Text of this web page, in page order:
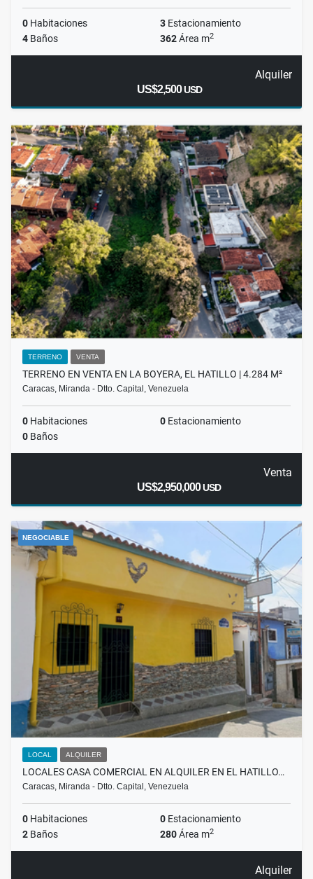
0 Habitaciones 3 Estacionamiento
4 Baños 362Área m2
Alquiler
US$2,500USD
TERRENO VENTA
TERRENO EN VENTA EN LA BOYERA, EL HATILLO | 4.284 M²
Caracas, Miranda - Dtto. Capital, Venezuela
0 Habitaciones 0 Estacionamiento
0 Baños
Venta
US$2,950,000USD
NEGOCIABLE
LOCAL ALQUILER
LOCALES CASA COMERCIAL EN ALQUILER EN EL HATILLO…
Caracas, Miranda - Dtto. Capital, Venezuela
0 Habitaciones 0 Estacionamiento
2 Baños 280Área m2
Alquiler